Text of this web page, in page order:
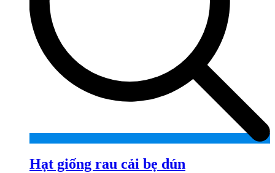
Hạt giống rau cải bẹ dún